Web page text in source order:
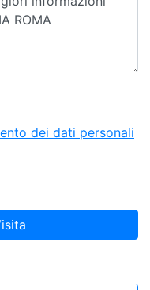
dei dati personali